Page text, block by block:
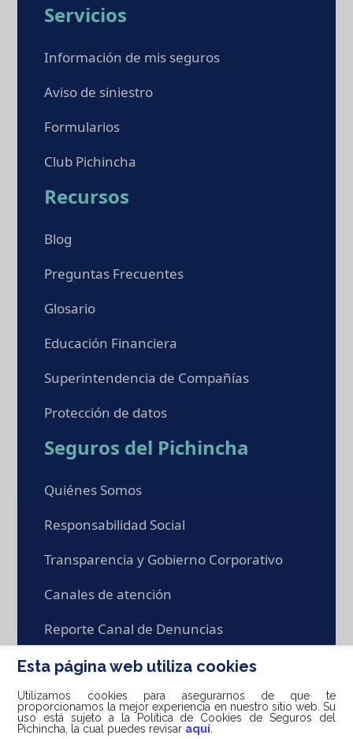
Esta página web utiliza cookies
Utilizamos cookies para asegurarnos de que te
proporcionamos la mejor experiencia en nuestro sitio web. Su
uso está sujeto a la Política de Cookies de Seguros del
Pichincha, la cual puedes revisar aquí
Servicios
Información de mis seguros
Aviso de siniestro
Formularios
Club Pichincha
Recursos
Blog
Preguntas Frecuentes
Glosario
Educación Financiera
Superintendencia de Compañías
Protección de datos
Seguros del Pichincha
Quiénes Somos
Responsabilidad Social
Transparencia y Gobierno Corporativo
Canales de atención
Reporte Canal de Denuncias
Trabaja con nosotros